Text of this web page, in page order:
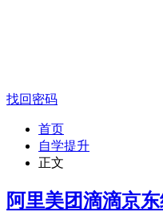
找回密码
首页
自学提升
正文
阿里美团滴滴京